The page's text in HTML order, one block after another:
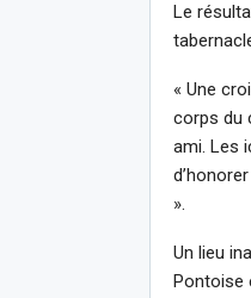
Le
« Une
corps du
ami. Les
».
Un lieu
Pontoise